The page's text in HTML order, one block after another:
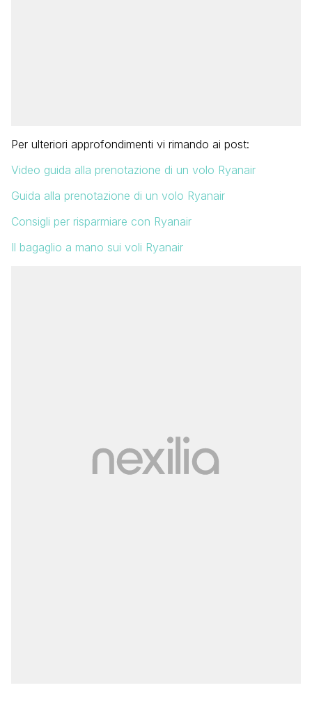
Per ulteriori approfondimenti vi rimando ai post:
Video guida alla prenotazione di un volo Ryanair
Guida alla prenotazione di un volo Ryanair
Consigli per risparmiare con Ryanair
Il bagaglio a mano sui voli Ryanair